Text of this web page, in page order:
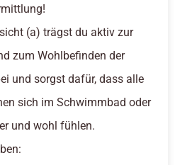
(a) trägst du aktiv zur
zum Wohlbefinden der
und sorgst dafür, dass alle
sich im Schwimmbad oder
und wohl fühlen.